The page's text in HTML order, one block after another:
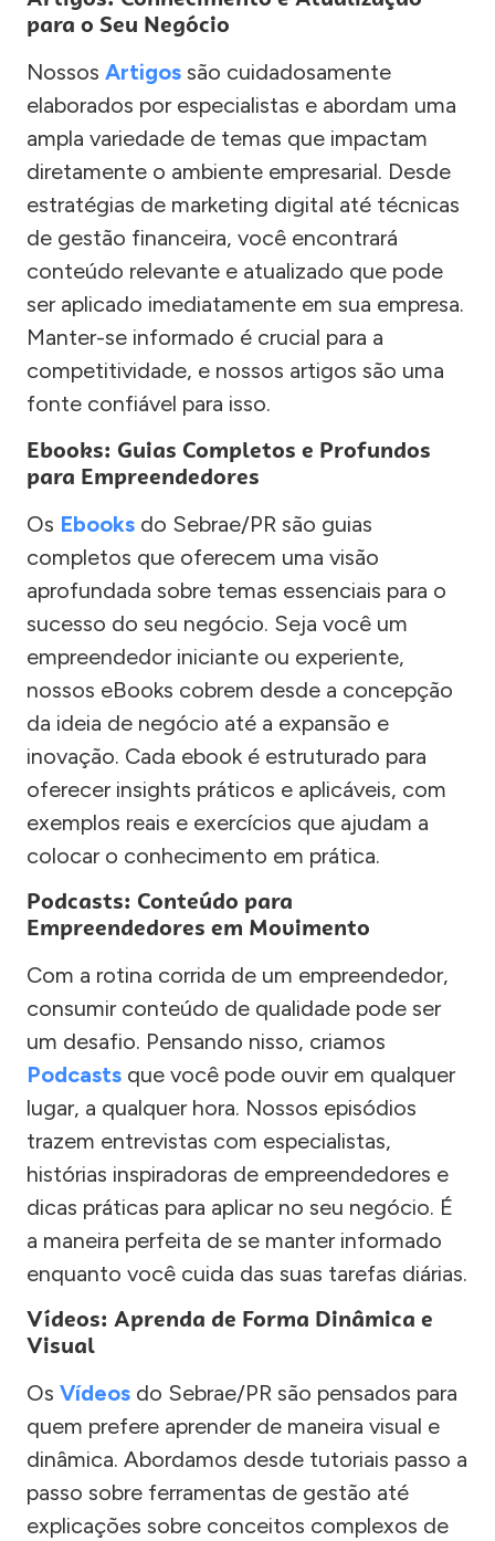
para o Seu Negócio
Nossos Artigos são cuidadosamente
elaborados por especialistas e abordam uma
ampla variedade de temas que impactam
diretamente o ambiente empresarial. Desde
estratégias de marketing digital até técnicas
de gestão financeira, você encontrará
conteúdo relevante e atualizado que pode
ser aplicado imediatamente em sua empresa.
Manter-se informado é crucial para a
competitividade, e nossos artigos são uma
fonte confiável para isso.
Ebooks: Guias Completos e Profundos
para Empreendedores
Os Ebooks do Sebrae/PR são guias
completos que oferecem uma visão
aprofundada sobre temas essenciais para o
sucesso do seu negócio. Seja você um
empreendedor iniciante ou experiente,
nossos eBooks cobrem desde a concepção
da ideia de negócio até a expansão e
inovação. Cada ebook é estruturado para
oferecer insights práticos e aplicáveis, com
exemplos reais e exercícios que ajudam a
colocar o conhecimento em prática.
Podcasts: Conteúdo para
Empreendedores em Movimento
Com a rotina corrida de um empreendedor,
consumir conteúdo de qualidade pode ser
um desafio. Pensando nisso, criamos
Podcasts que você pode ouvir em qualquer
lugar, a qualquer hora. Nossos episódios
trazem entrevistas com especialistas,
histórias inspiradoras de empreendedores e
dicas práticas para aplicar no seu negócio. É
a maneira perfeita de se manter informado
enquanto você cuida das suas tarefas diárias.
Vídeos: Aprenda de Forma Dinâmica e
Visual
Os Vídeos do Sebrae/PR são pensados para
quem prefere aprender de maneira visual e
dinâmica. Abordamos desde tutoriais passo a
passo sobre ferramentas de gestão até
explicações sobre conceitos complexos de